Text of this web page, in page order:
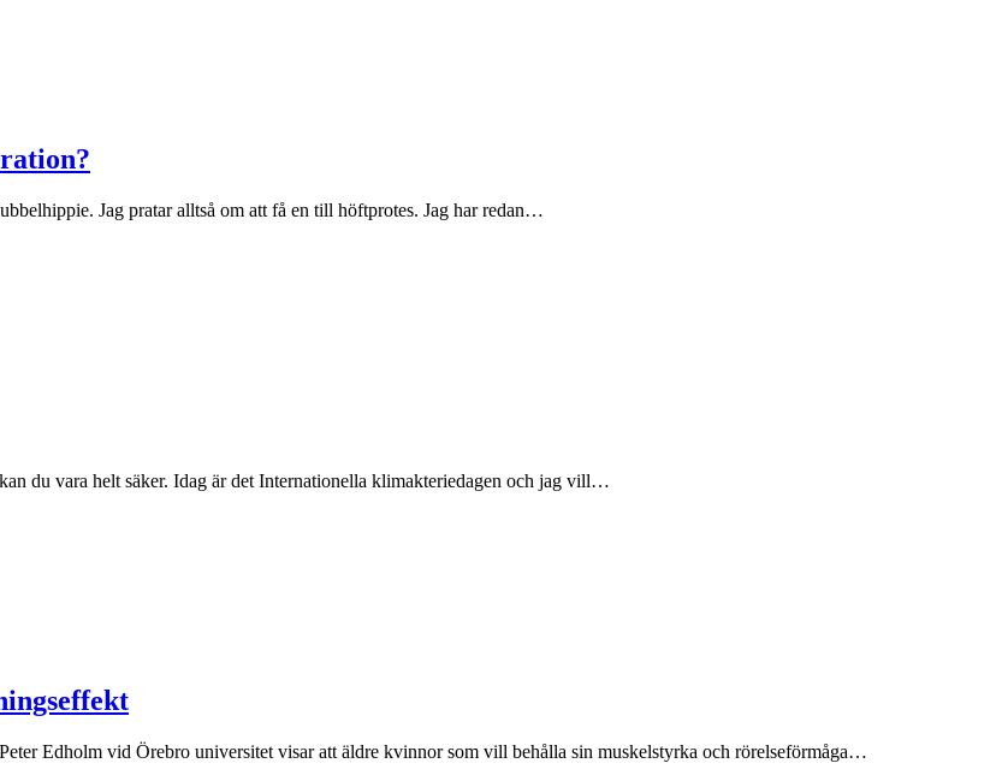
Jag pratar alltså om att få en till höftprotes. Jag har redan…
du vara helt säker. Idag är det Internationella klimakteriedagen och jag vill…
Edholm vid Örebro universitet visar att äldre kvinnor som vill behålla sin muskelstyrka och rörelseförmåga…